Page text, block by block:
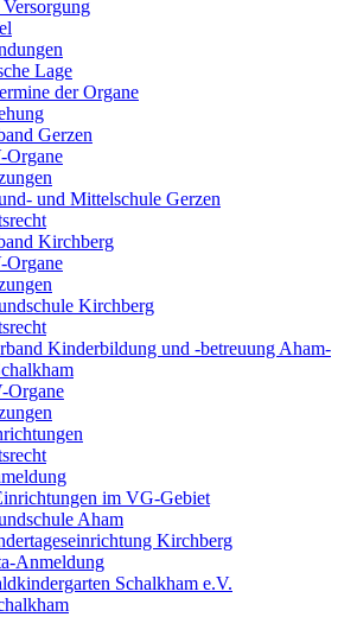
Lage
der Organe
Gerzen
Organe
und Mittelschule Gerzen
Kirchberg
Organe
Kirchberg
Kinderbildung und -betreuung Aham-
Organe
im VG-Gebiet
Aham
Kirchberg
Anmeldung
Schalkham e.V.